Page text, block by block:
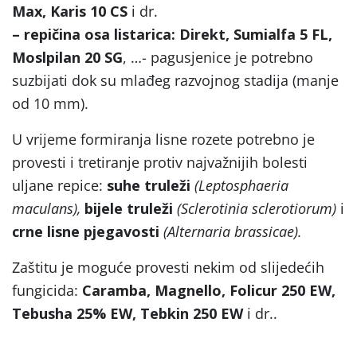
Max, Karis 10 CS i dr.
– repičina osa listarica: Direkt, Sumialfa 5 FL,
Moslpilan 20 SG, …- pagusjenice je potrebno
suzbijati dok su mlađeg razvojnog stadija (manje
od 10 mm).
U vrijeme formiranja lisne rozete potrebno je
provesti i tretiranje protiv najvažnijih bolesti
uljane repice: suhe truleži (Leptosphaeria
maculans), bijele truleži (Sclerotinia sclerotiorum) i
crne lisne pjegavosti (Alternaria brassicae).
Zaštitu je moguće provesti nekim od slijedećih
fungicida: Caramba, Magnello, Folicur 250 EW,
Tebusha 25% EW, Tebkin 250 EW i dr..